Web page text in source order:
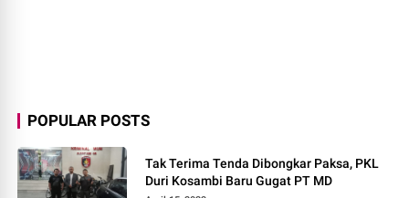
POPULAR POSTS
Tak Terima Tenda Dibongkar Paksa, PKL
Duri Kosambi Baru Gugat PT MD